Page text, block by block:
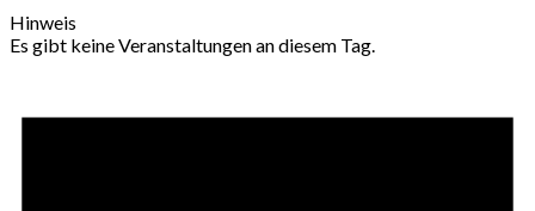
Hinweis
Es gibt keine Veranstaltungen an diesem Tag.